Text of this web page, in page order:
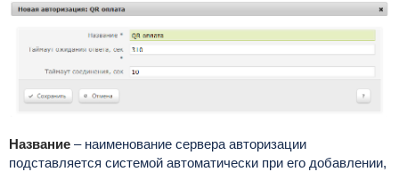
Название –наименование сервера авторизации
подставляется системой автоматически при его добавлении,